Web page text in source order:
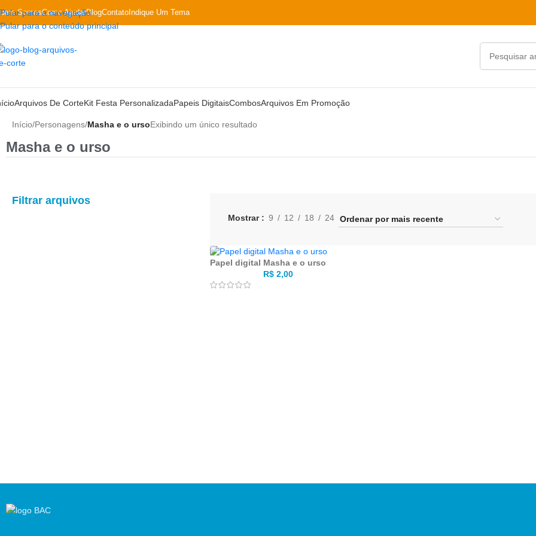
Pular para a navegação
Pular para o conteúdo principal
SomosComo AjudarBlogContato Indique Um Tema
Arquivos De CorteKit Festa PersonalizadaPapeis DigitaisCombosArquivos Em Promoção
Início/Personagens/Masha e o ursoExibindo um único resultado
Masha e o urso
Filtrar arquivos
Mostrar 9 12 18 24
Papel digital Masha e o urso
R$ 2,00